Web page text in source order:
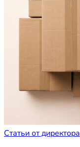
Статьи от директора